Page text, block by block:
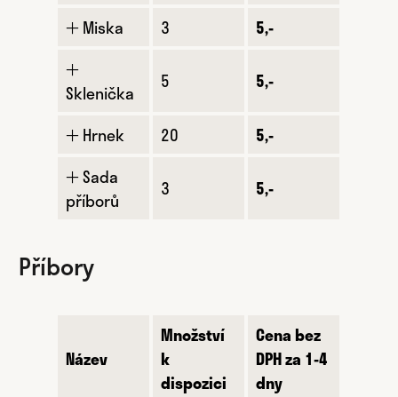
🞢 Miska
3
5,-
🞢
Sklenička
5 5,-
🞢 Hrnek 20
5,-
🞢 Sada
příborů
3 5,-
Příbory
Název
Množství
k
dispozici
Cena bez
DPH za 1-4
dny